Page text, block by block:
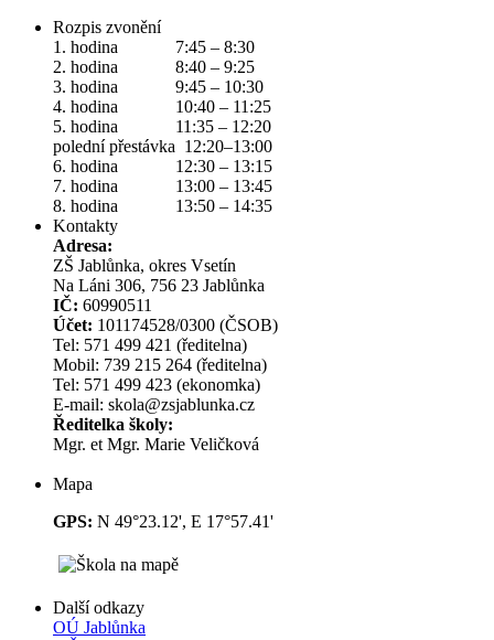
Rozpis zvonění
1. hodina 7:45 – 8:30
2. hodina 8:40 – 9:25
3. hodina 9:45 – 10:30
4. hodina 10:40 – 11:25
5. hodina 11:35 – 12:20
polední přestávka 12:20–13:00
6. hodina 12:30 – 13:15
7. hodina 13:00 – 13:45
8. hodina 13:50 – 14:35
Kontakty
Adresa:
ZŠ Jablůnka, okres Vsetín
Na Láni 306, 756 23 Jablůnka
IČ: 60990511
Účet: 101174528/0300 (ČSOB)
Tel: 571 499 421 (ředitelna)
Mobil: 739 215 264 (ředitelna)
Tel: 571 499 423 (ekonomka)
E-mail: skola@zsjablunka.cz
Ředitelka školy:
Mgr. et Mgr. Marie Veličková
Mapa
GPS: N 49°23.12', E 17°57.41'
Další odkazy
OÚ Jablůnka